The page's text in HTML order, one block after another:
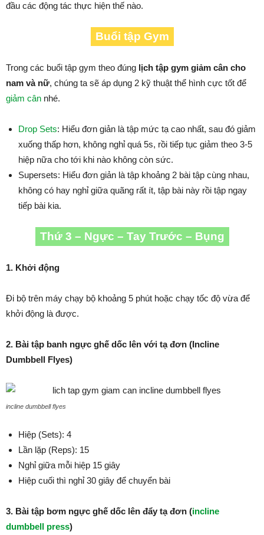
đầu các động tác thực hiện thế nào.
Buổi tập Gym
Trong các buổi tập gym theo đúng lịch tập gym giảm cân cho
nam và nữ, chúng ta sẽ áp dụng 2 kỹ thuật thể hình cực tốt để
giảm cân nhé.
Drop Sets: Hiểu đơn giản là tập mức tạ cao nhất, sau đó giảm
xuống thấp hơn, không nghỉ quá 5s, rồi tiếp tục giảm theo 3-5
hiệp nữa cho tới khi nào không còn sức.
Supersets: Hiểu đơn giản là tập khoảng 2 bài tập cùng nhau,
không có hay nghỉ giữa quãng rất ít, tập bài này rồi tập ngay
tiếp bài kia.
Thứ 3 – Ngực – Tay Trước – Bụng
1. Khởi động
Đi bộ trên máy chạy bộ khoảng 5 phút hoặc chạy tốc độ vừa để
khởi động là được.
2. Bài tập banh ngực ghế dốc lên với tạ đơn (Incline
Dumbbell Flyes)
incline dumbbell flyes
Hiệp (Sets): 4
Lần lặp (Reps): 15
Nghỉ giữa mỗi hiệp 15 giây
Hiệp cuối thì nghỉ 30 giây để chuyển bài
3. Bài tập bơm ngực ghế dốc lên đẩy tạ đơn (incline
dumbbell press)